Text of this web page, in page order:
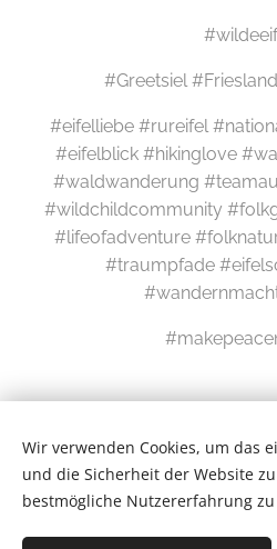
#Greetsiel
#eifelliebe #rureifel
#eifelblick #hikinglove
#waldwanderung
#wildchildcommunity
#lifeofadventure
#traumpfade
Wir verwenden Cookies, um das
und die Sicherheit der Website
bestmögliche Nutzererfahrung